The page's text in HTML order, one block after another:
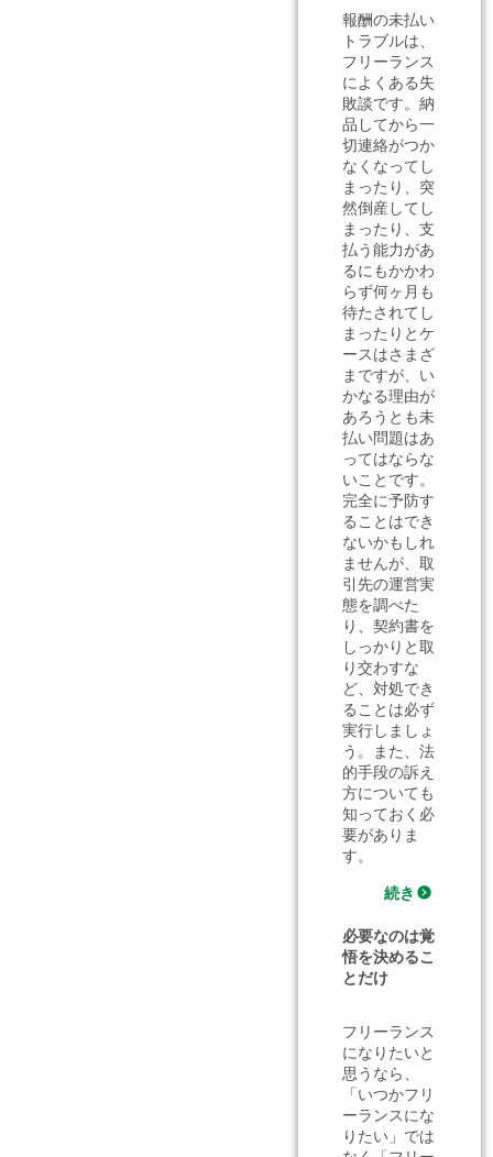
報酬の未払い
トラブルは、
フリーランス
によくある失
敗談です。納
品してから一
切連絡がつか
なくなってし
まったり、突
然倒産してし
まったり、支
払う能力があ
るにもかかわ
らず何ヶ月も
待たされてし
まったりとケ
ースはさまざ
まですが、い
かなる理由が
あろうとも未
払い問題はあ
ってはならな
いことです。
完全に予防す
ることはでき
ないかもしれ
ませんが、取
引先の運営実
態を調べた
り、契約書を
しっかりと取
り交わすな
ど、対処でき
ることは必ず
実行しましょ
う。また、法
的手段の訴え
方についても
知っておく必
要がありま
す。
続き
必要なのは覚
悟を決めるこ
とだけ
フリーランス
になりたいと
思うなら、
「いつかフリ
ーランスにな
りたい」では